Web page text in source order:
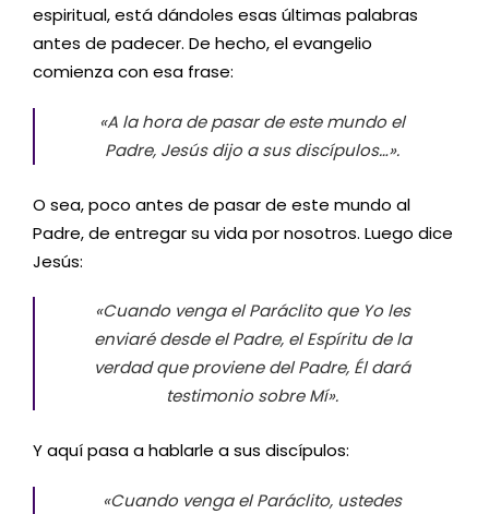
espiritual, está dándoles esas últimas palabras
antes de padecer. De hecho, el evangelio
comienza con esa frase:
«A la hora de pasar de este mundo el
Padre, Jesús dijo a sus discípulos…».
O sea, poco antes de pasar de este mundo al
Padre, de entregar su vida por nosotros. Luego dice
Jesús:
«Cuando venga el Paráclito que Yo les
enviaré desde el Padre, el Espíritu de la
verdad que proviene del Padre, Él dará
testimonio sobre Mí».
Y aquí pasa a hablarle a sus discípulos:
«Cuando venga el Paráclito, ustedes